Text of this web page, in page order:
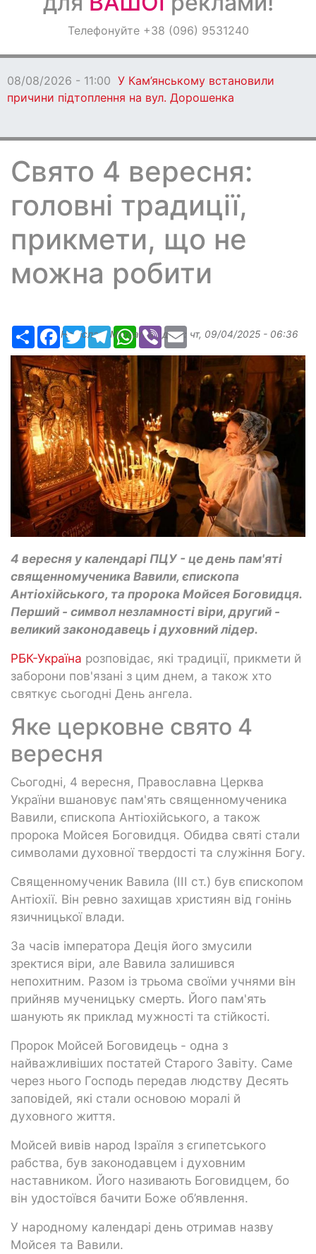
ОголошенняТелефонуйте +38 (096) 9531240
08/08/2026 - 11:00 У Кам’янському встановили
причини підтоплення на вул. Дорошенка
Свято 4 вересня:
головні традиції,
прикмети, що не
можна робити
РесурсFacebook
TwitterTelegramWhatsApp
Viber Email
Надіслав: Margarita, дата: чт, 09/04/2025 - 06:36
4 вересня у календарі ПЦУ - це день пам'яті
священномученика Вавили, єпископа
Антіохійського, та пророка Мойсея Боговидця.
Перший - символ незламності віри, другий -
великий законодавець і духовний лідер.
РБК-Україна розповідає, які традиції, прикмети й
заборони пов'язані з цим днем, а також хто
святкує сьогодні День ангела.
Яке церковне свято 4
вересня
Сьогодні, 4 вересня, Православна Церква
України вшановує пам'ять священномученика
Вавили, єпископа Антіохійського, а також
пророка Мойсея Боговидця. Обидва святі стали
символами духовної твердості та служіння Богу.
Священномученик Вавила (III ст.) був єпископом
Антіохії. Він ревно захищав християн від гонінь
язичницької влади.
За часів імператора Деція його змусили
зректися віри, але Вавила залишився
непохитним. Разом із трьома своїми учнями він
прийняв мученицьку смерть. Його пам'ять
шанують як приклад мужності та стійкості.
Пророк Мойсей Боговидець - одна з
найважливіших постатей Старого Завіту. Саме
через нього Господь передав людству Десять
заповідей, які стали основою моралі й
духовного життя.
Мойсей вивів народ Ізраїля з єгипетського
рабства, був законодавцем і духовним
наставником. Його називають Боговидцем, бо
він удостоївся бачити Боже об’явлення.
У народному календарі день отримав назву
Мойсея та Вавили.